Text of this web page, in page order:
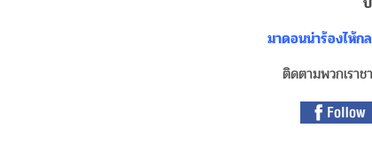
มาดอนน่าร้องไห้ก
ติดตามพวกเร